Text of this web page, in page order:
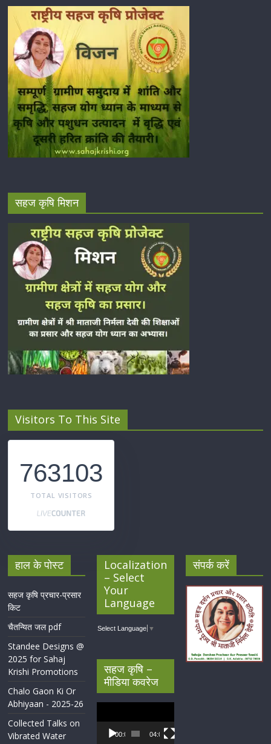
सहज कृषि मिशन
Visitors To This Site
763103
TOTAL VISITORS
हाल के पोस्ट
सहज कृषि प्रचार-प्रसार
किट
चैतन्यित जल pdf
Standee Designs @
2025 for Sahaj
Krishi Promotions
Chalo Gaon Ki Or
Abhiyaan - 2025-26
Collected Talks on
Vibrated Water
Localization
– Select
Your
Language
Select Language ▼
सहज कृषि –
मीडिया कवरेज
00:00 04:07
संपर्क करें